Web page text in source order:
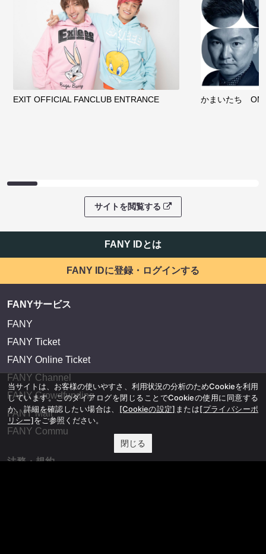
EXIT OFFICIAL FANCLUB ENTRANCE かまいたち
サイトを閲覧する
FANY IDとは
FANY IDに登録・ログインする
FANYサービス
FANY
FANY Ticket
FANY Online Ticket
FANY Channel
FANY Crowdfunding
FANY Mall
FANY Commu
法務・規約
当サイトは、お客様の使いやすさ、利用状況の分析のためCookieを利用
しています。このダイアログを閉じることでCookieの使用に同意する
か、詳細を確認したい場合は、 [Cookieの設定] または[プライバシーポ
リシー]をご参照ください。
閉じる